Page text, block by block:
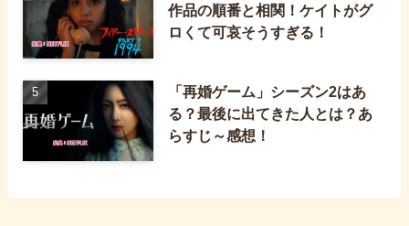
作品の順番と相関！ケイトがグ
ロくて可哀そうすぎる！
「再婚ゲーム」シーズン2はあ
る？最後に出てきた人とは？あ
らすじ～感想！